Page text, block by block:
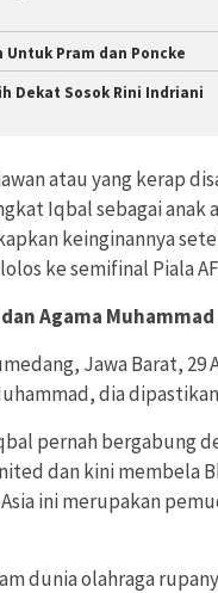
Untuk Pram dan Poncke
Dekat Sosok Rini Indriani
atau yang kerap
Iqbal sebagai anak
keinginannya
ke semifinal Piala
Agama
Jawa Barat, 29
dia
pernah bergabung
dan kini membela
ini merupakan
dunia olahraga